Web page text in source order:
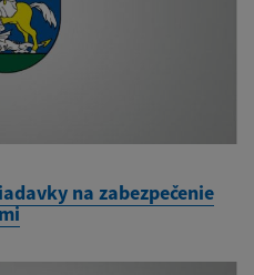
na zabezpečenie